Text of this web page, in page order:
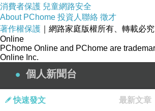
讓我們來看看Car2TW協助溫哥
328I進口回台灣的一些簡介
下圖為高雄蔡兄在加拿大溫哥
消費者保護 兒童網路安全
About PChome 投資人聯絡 徵才
著作權保護 ｜網路家庭版權所有、轉載必究
Online
PChome Online and PChome are
Online Inc.
個人新聞台
快速發文 最新文章